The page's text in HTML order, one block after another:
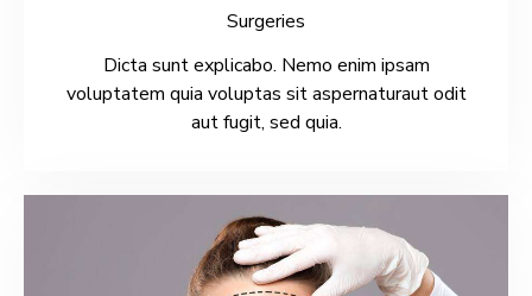
Surgeries
Dicta sunt explicabo. Nemo enim ipsam
voluptatem quia voluptas sit aspernaturaut odit
aut fugit, sed quia.